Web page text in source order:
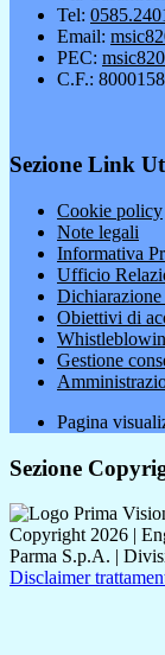
Tel:
Email:
PEC:
C.F.:
Sezione Link
Cookie policy
Note legali
Informativa
Ufficio
Dichiarazione
Obiettivi di
Gestione
Pagina
Sezione
Copyright 2026 |
Parma S.p.A. |
Disclaimer